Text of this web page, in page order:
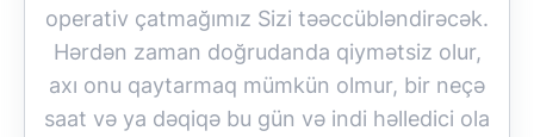
operativ çatmağımız Sizi təəccübləndirəcək.
Hərdən zaman doğrudanda qiymətsiz olur,
axı onu qaytarmaq mümkün olmur, bir neçə
saat və ya dəqiqə bu gün və indi həlledici ola